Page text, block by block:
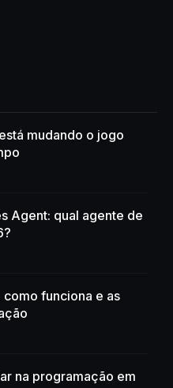
mudando o jogo
Agent: qual agente de
funciona e as
na programação em